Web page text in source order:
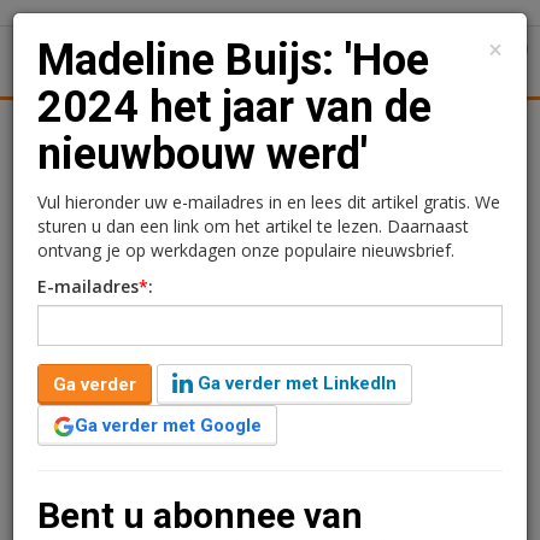
Nieuws Uitgelicht Achtergronden Woningmarkt
Madeline Buijs: 'Hoe 2024
het jaar van de
nieuwbouw werd'
Redactie
27 december 2024 om 08:58
2 jaar geleden aangepast
nieuwbouw weer domineert, schrijft Madeline Buijs,
chief economist en head of research bij Colliers, in haar
×
Madeline Buijs: 'Hoe
2024 het jaar van de
nieuwbouw werd'
Vul hieronder uw e-mailadres in en lees dit artikel gratis. We
sturen u dan een link om het artikel te lezen. Daarnaast
ontvang je op werkdagen onze populaire nieuwsbrief.
E-mailadres*:
Ga verder
Ga verder met LinkedIn
Ga verder met Google
Bent u abonnee van